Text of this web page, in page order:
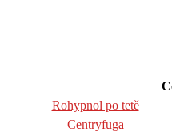
Rohypnol po tetě
Centryfuga